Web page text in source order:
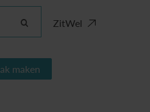
ZitWel
maken